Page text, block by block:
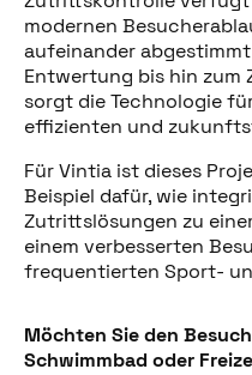
modernen
aufeinander
Entwertung bis hin zum
sorgt die Technologie
effizienten und
Für Vintia ist dieses
Beispiel dafür, wie
Zutrittslösungen zu
einem verbesserten
frequentierten Sport-
Möchten Sie den
Schwimmbad oder